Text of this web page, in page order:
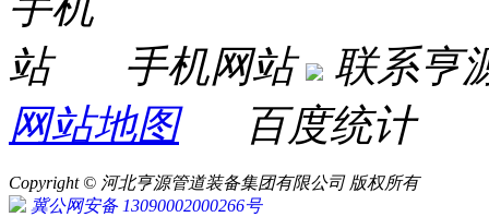
手机网站
联系亨
网站地图百度统计
Copyright © 河北亨源管道装备集团有限公司 版权所有
冀公网安备 13090002000266号